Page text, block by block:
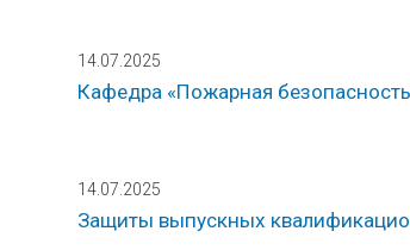
14.07.2025
Кафедра «Пожарная
14.07.2025
Защиты выпускных